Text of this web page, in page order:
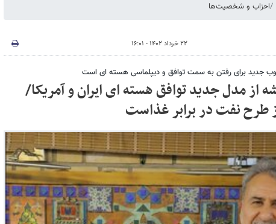
احزاب و شخصیت‌ها
۲۲ خرداد ۱۴۰۲ - ۱۶:۰۱
جدید برای رفتن به سمت توافق و دیپلماسی هسته ای است
از مدل جدید توافق هسته ای ایران و آمریکا/
طرح نفت در برابر غذاست